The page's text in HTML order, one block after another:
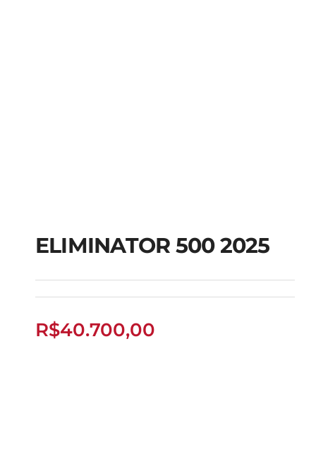
ELIMINATOR 500
ELIMINATOR 500 2025
R$40.700,00